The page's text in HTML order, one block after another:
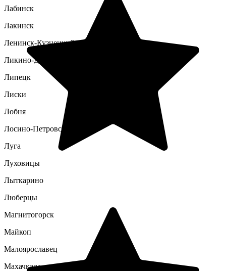
Лабинск
Лакинск
Ленинск-Кузнецкий
Ликино-Дулево
Липецк
Лиски
Лобня
Лосино-Петровский
Луга
Луховицы
Лыткарино
Люберцы
Магнитогорск
Майкоп
Малоярославец
Махачкала